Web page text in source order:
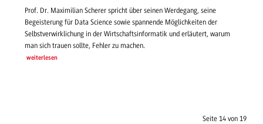
Prof. Dr. Maximilian Scherer spricht über seinen Werdegang, seine
Begeisterung für Data Science sowie spannende Möglichkeiten der
Selbstverwirklichung in der Wirtschaftsinformatik und erläutert, warum
man sich trauen sollte, Fehler zu machen.
weiterlesen
Seite 14 von 19